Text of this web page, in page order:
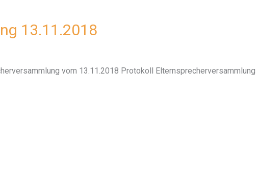
13.11.2018
vom 13.11.2018 Protokoll Elternsprecherversammlung